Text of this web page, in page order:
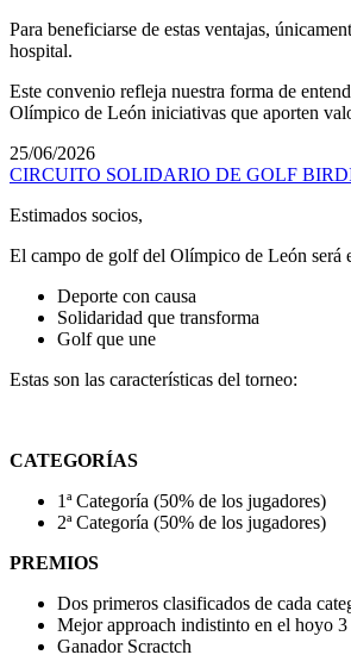
Para beneficiarse de estas ventajas,
hospital.
Este convenio refleja nuestra forma de
Olímpico de León iniciativas que aporten
25/06/2026
CIRCUITO SOLIDARIO DE GOLF
Estimados socios,
El campo de golf del Olímpico de León será
Deporte con causa
Solidaridad que transforma
Golf que une
Estas son las características del torneo:
CATEGORÍAS
1ª Categoría (50% de los jugadores)
2ª Categoría (50% de los jugadores)
PREMIOS
Dos primeros clasificados de cada
Mejor approach indistinto en el hoyo 3
Ganador Scractch